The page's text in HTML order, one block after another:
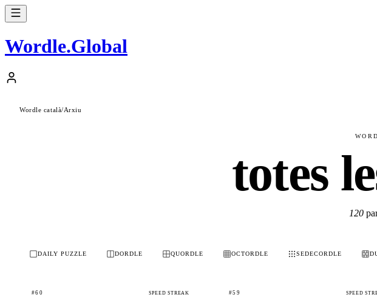
Wordle.Global
Wordle català/Arxiu
totes
120
DAILY PUZZLE DORDLE QUORDLE OCTORDLE SEDECORDLE
#60 SPEED STREAK #59 SPEED